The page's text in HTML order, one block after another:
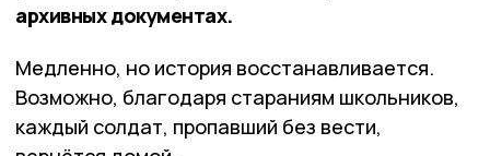
архивных документах.
Медленно, но история восстанавливается.
Возможно, благодаря стараниям школьников,
каждый солдат, пропавший без вести,